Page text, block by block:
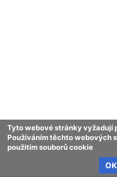
Tyto webové stránky vyžadují
Používáním těchto webových
použitím souborů cookie
OK